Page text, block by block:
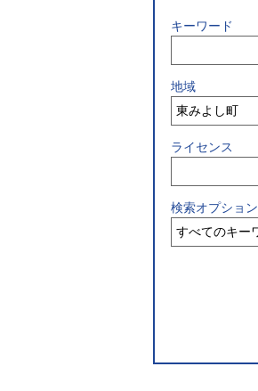
キーワード
地域
ライセンス
検索オプション